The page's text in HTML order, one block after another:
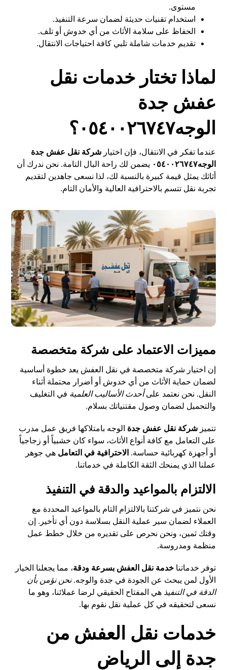
مستوى.
استخدام تقنيات حديثة لضمان سرعة التنفيذ.
الحفاظ على سلامة الأثاث من أي خدوش أو تلف.
تقديم خدمات شاملة تلبي كافة احتياجات الانتقال.
لماذا تختار خدمات نقل
عفش جدة
الوجه٠٥٤٠٠٢٦٧٤٧؟
عندما تفكر في الانتقال، فإن اختيارشركة نقل عفش جدة
الوجه٠٥٤٠٠٢٦٧٤٧
يضمن لك راحة البال التامة. نحن ندرك أن
أثاثك يمثل قيمة كبيرة بالنسبة لك، لذا نسعى جاهدين لتقديم
تجربة نقل تتسم بالاحترافية العالية والأمان التام.
مميزات الاعتماد على شركة متخصصة
إن اختيار شركة متخصصة في نقل العفش يعد خطوة أساسية
لضمان حماية الأثاث من أي خدوش أو أضرار محتملة أثناء
النقل. نحن نعتمد علىأحدث الأساليب العلمية في التغليف
والتحميل لضمان وصول مقتنياتك بسلام.
تتميزشركة نقل عفش جدة الوجه بامتلاكها فريق عمل مدرب
على التعامل مع كافة أنواع الأثاث، سواء كان خشبياً أو زجاجياً
أو أجهزة كهربائية حساسة. الاحترافية في التعامل هي جوهر
عملنا الذي يمنحك الثقة الكاملة في خدماتنا.
الالتزام بالمواعيد والدقة في التنفيذ
نحن نتميز في شركتنا بالالتزام التام بالمواعيد المحددة مع
العملاء لضمان سير عملية النقل بسلاسة دون أي تأخير. إن
وقتك ثمين، ونحن نحرص على تقديره من خلال خطط عمل
منظمة ومدروسة.
توفر خدماتناخدمة نقل العفش بسرعة ودقة، مما يجعلنا الخيار
الأول لمن يبحث عن الجودة في جدة والوجه.نحن نؤمن بأن
الدقة في التنفيذ هي المفتاح الحقيقي لرضا عملائنا، وهو ما
نسعى لتحقيقه في كل عملية نقل نقوم بها.
خدمات نقل العفش من
جدة إلى الرياض